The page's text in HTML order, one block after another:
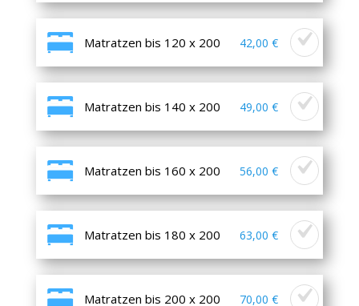
Matratzen bis 120 x 200 42,00 €
Matratzen bis 140 x 200 49,00 €
Matratzen bis 160 x 200 56,00 €
Matratzen bis 180 x 200 63,00 €
Matratzen bis 200 x 200 70,00 €